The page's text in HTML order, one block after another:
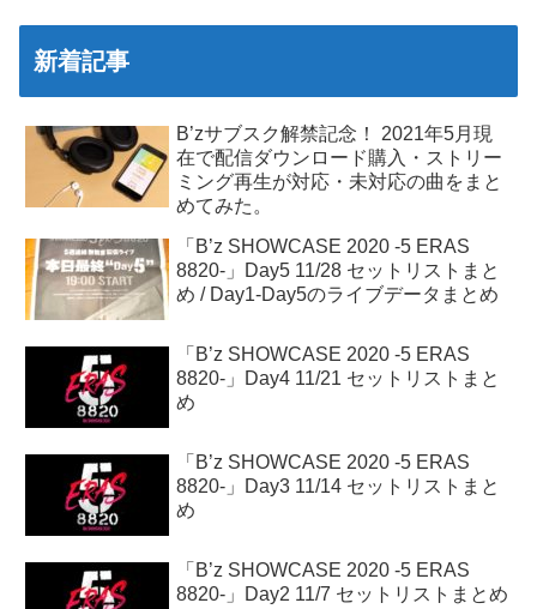
新着記事
B’zサブスク解禁記念！ 2021年5月現
在で配信ダウンロード購入・ストリー
ミング再生が対応・未対応の曲をまと
めてみた。
「B’z SHOWCASE 2020 -5 ERAS
8820-」Day5 11/28 セットリストまと
め / Day1-Day5のライブデータまとめ
「B’z SHOWCASE 2020 -5 ERAS
8820-」Day4 11/21 セットリストまと
め
「B’z SHOWCASE 2020 -5 ERAS
8820-」Day3 11/14 セットリストまと
め
「B’z SHOWCASE 2020 -5 ERAS
8820-」Day2 11/7 セットリストまとめ